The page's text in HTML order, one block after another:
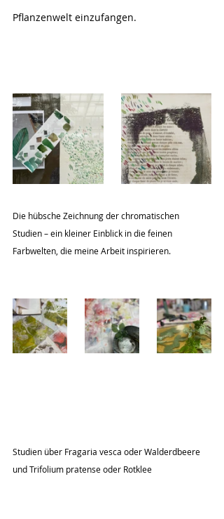
Pflanzenwelt einzufangen.
Die hübsche Zeichnung der chromatischen
Studien – ein kleiner Einblick in die feinen
Farbwelten, die meine Arbeit inspirieren.
Studien über Fragaria vesca oder Walderdbeere
und Trifolium pratense oder Rotklee